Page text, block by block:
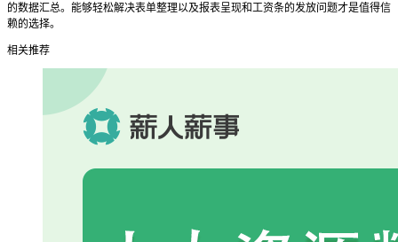
的数据汇总。能够轻松解决表单整理以及报表呈现和工资条的发放问题才是值得信
赖的选择。
相关推荐